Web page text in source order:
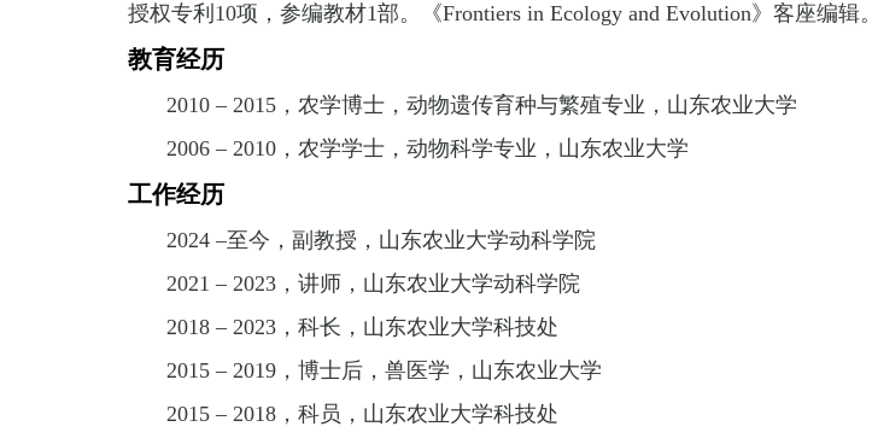
授权专利 10项，参编教材1部。《Frontiers in Ecology and Evolution》客座编辑。
教育经历
2010 – 2015 ，农学博士，动物遗传育种与繁殖专业，山东农业大学
2006 – 2010 ，农学学士，动物科学专业，山东农业大学
工作经历
2024 –至今，副教授，山东农业大学动科学院
2021 – 2023 ，讲师，山东农业大学动科学院
2018 – 2023 ，科长，山东农业大学科技处
2015 – 2019 ，博士后，兽医学，山东农业大学
2015 – 2018 ，科员，山东农业大学科技处